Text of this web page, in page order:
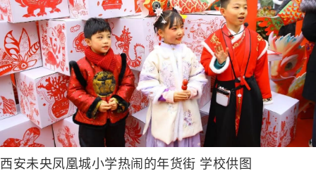
西安未央凤凰城小学热闹的年货街 学校供图